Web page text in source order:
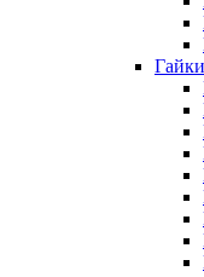
Гайки